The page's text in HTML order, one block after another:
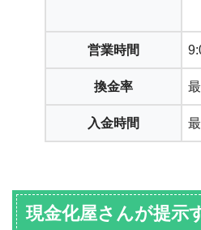
営業時間
換金率
入金時間
現金化屋さんが提示